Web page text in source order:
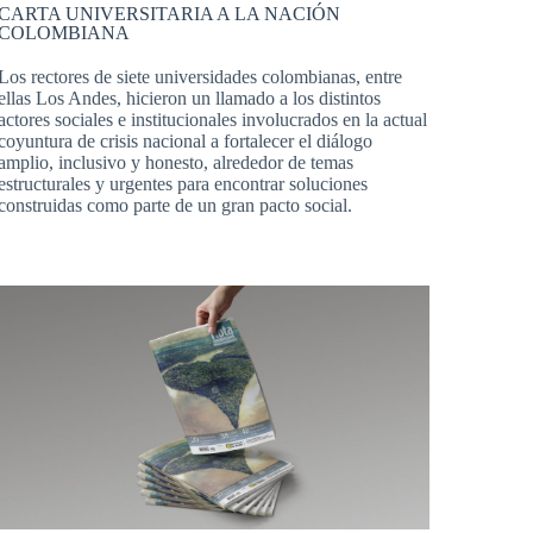
UNIVERSITARIA A LA NACIÓN
rectores de siete universidades colombianas, entre
Los Andes, hicieron un llamado a los distintos
sociales e institucionales involucrados en la actual
de crisis nacional a fortalecer el diálogo
inclusivo y honesto, alrededor de temas
y urgentes para encontrar soluciones
como parte de un gran pacto social.